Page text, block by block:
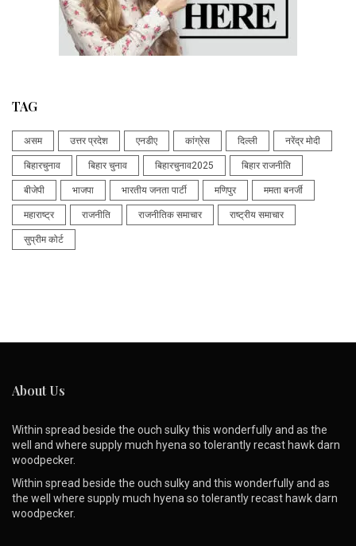
TAG
असम उत्तर प्रदेश एनडीए कांग्रेस दिल्ली नरेंद्र मोदी
बिहारचुनाव बिहार चुनाव बिहारचुनाव2025 बिहार राजनीति
बीजेपी भाजपा भारतीय जनता पार्टी मणिपुर ममता बनर्जी
महाराष्ट्र राजनीति राजनीतिक समाचार राष्ट्रीय समाचार
सुप्रीम कोर्ट
About Us
Within spread beside the ouch sulky this wonderfully and as the
well and where supply much hyena so tolerantly recast hawk darn
woodpecker.
Within spread beside the ouch sulky and this wonderfully and as
the well where supply much hyena so tolerantly recast hawk darn
woodpecker.